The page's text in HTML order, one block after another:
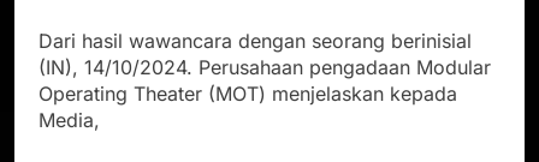
Dari hasil wawancara dengan seorang berinisial
(IN), 14/10/2024. Perusahaan pengadaan Modular
Operating Theater (MOT) menjelaskan kepada
Media,